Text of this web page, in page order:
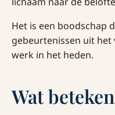
Het is een boodschap
gebeurtenissen uit het
werk in het heden.
Wat